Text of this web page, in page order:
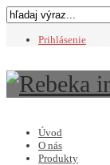
Prihlásenie
Úvod
O nás
Produkty